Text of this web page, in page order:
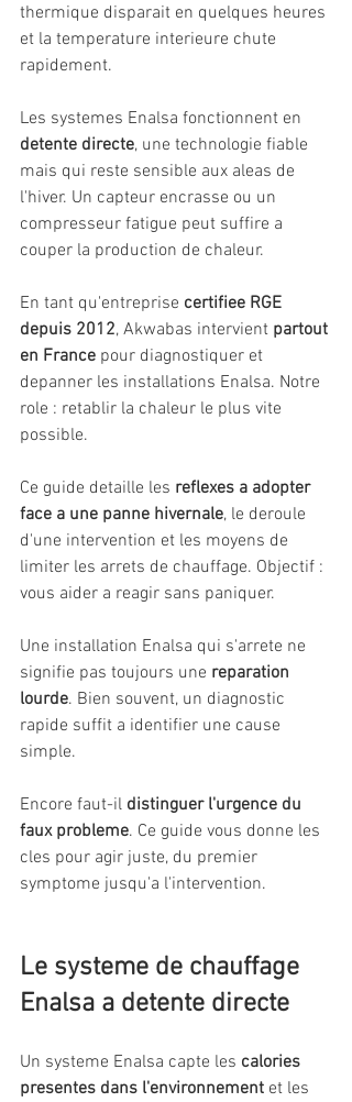
thermique disparait en quelques heures
et la temperature interieure chute
rapidement.
Les systemes Enalsa fonctionnent en
detente directe, une technologie fiable
mais qui reste sensible aux aleas de
l'hiver. Un capteur encrasse ou un
compresseur fatigue peut suffire a
couper la production de chaleur.
En tant qu'entreprise certifiee RGE
depuis 2012, Akwabas intervient partout
en France pour diagnostiquer et
depanner les installations Enalsa. Notre
role : retablir la chaleur le plus vite
possible.
Ce guide detaille les reflexes a adopter
face a une panne hivernale, le deroule
d'une intervention et les moyens de
limiter les arrets de chauffage. Objectif :
vous aider a reagir sans paniquer.
Une installation Enalsa qui s'arrete ne
signifie pas toujours une reparation
lourde. Bien souvent, un diagnostic
rapide suffit a identifier une cause
simple.
Encore faut-il distinguer l'urgence du
faux probleme. Ce guide vous donne les
cles pour agir juste, du premier
symptome jusqu'a l'intervention.
Le systeme de chauffage
Enalsa a detente directe
Un systeme Enalsa capte les calories
presentes dans l'environnement et les